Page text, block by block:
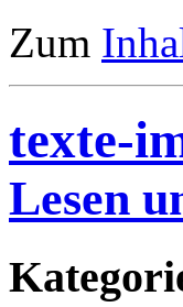
Zum
texte-
Lesen